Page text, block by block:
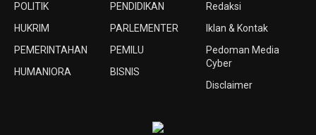
POLITIK
HUKRIM
PEMERINTAHAN
HUMANIORA
PENDIDIKAN
PARLEMENTER
PEMILU
BISNIS
Redaksi
Iklan & Kontak
Pedoman Media
Cyber
Disclaimer